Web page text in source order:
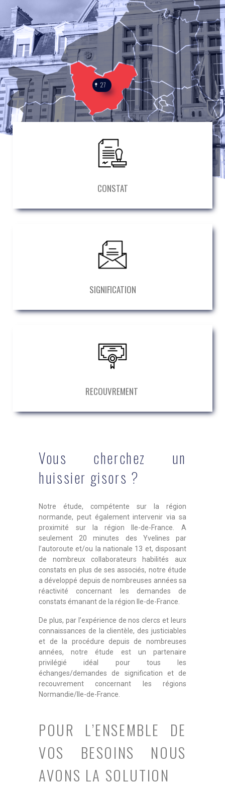
27
CONSTAT
SIGNIFICATION
RECOUVREMENT
Vous cherchez un
huissier gisors ?
Notre étude, compétente sur la région
normande, peut également intervenir via sa
proximité sur la région Ile-de-France. A
seulement 20 minutes des Yvelines par
l’autoroute et/ou la nationale 13 et, disposant
de nombreux collaborateurs habilités aux
constats en plus de ses associés, notre étude
a développé depuis de nombreuses années sa
réactivité concernant les demandes de
constats émanant de la région Ile-de-France.
De plus, par l’expérience de nos clercs et leurs
connaissances de la clientèle, des justiciables
et de la procédure depuis de nombreuses
années, notre étude est un partenaire
privilégié idéal pour tous les
échanges/demandes de signification et de
recouvrement concernant les régions
Normandie/Ile-de-France.
POUR L’ENSEMBLE DE
VOS BESOINS NOUS
AVONS LA SOLUTION